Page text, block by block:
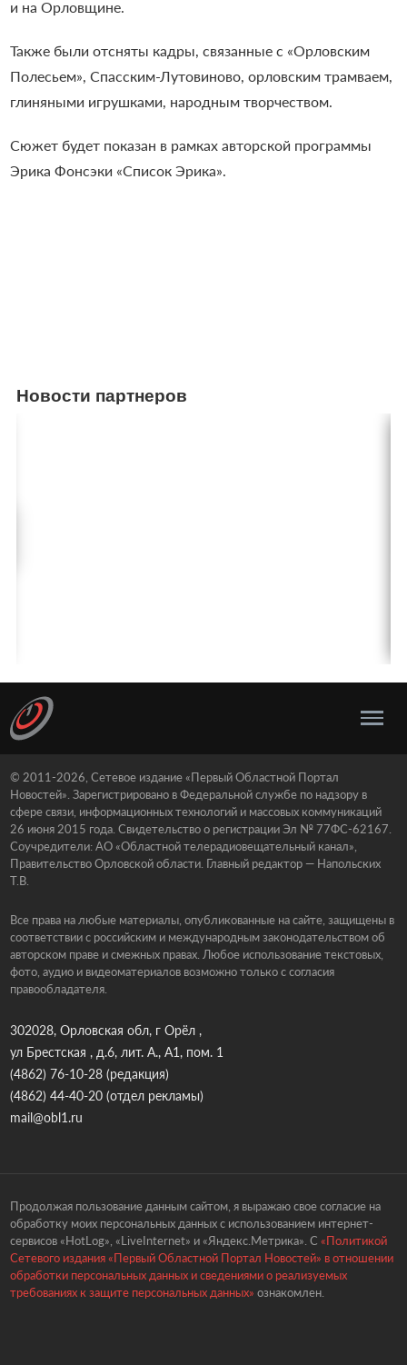
и на Орловщине.
Также были отсняты кадры, связанные с «Орловским
Полесьем», Спасским-Лутовиново, орловским трамваем,
глиняными игрушками, народным творчеством.
Сюжет будет показан в рамках авторской программы
Эрика Фонсэки «Список Эрика».
Новости партнеров
© 2011-2026, Сетевое издание «Первый Областной Портал
Новостей». Зарегистрировано в Федеральной службе по надзору в
сфере связи, информационных технологий и массовых коммуникаций
26 июня 2015 года. Свидетельство о регистрации Эл № 77ФС-62167.
Соучредители: АО «Областной телерадиовещательный канал»,
Правительство Орловской области. Главный редактор — Напольских
Т.В.
Все права на любые материалы, опубликованные на сайте, защищены в
соответствии с российским и международным законодательством об
авторском праве и смежных правах. Любое использование текстовых,
фото, аудио и видеоматериалов возможно только с согласия
правообладателя.
302028, Орловская обл, г Орёл ,
ул Брестская , д.6, лит. А., А1, пом. 1
(4862) 76-10-28(редакция)
(4862) 44-40-20(отдел рекламы)
mail@obl1.ru
Продолжая пользование данным сайтом, я выражаю свое согласие на
обработку моих персональных данных с использованием интернет-
сервисов «HotLog», «LiveInternet» и «Яндекс.Метрика». С «Политикой
Сетевого издания «Первый Областной Портал Новостей» в отношении
обработки персональных данных и сведениями о реализуемых
требованиях к защите персональных данных» ознакомлен.